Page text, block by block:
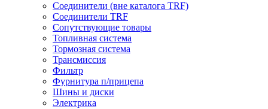
Соединители (вне каталога TRF)
Соединители TRF
Сопутствующие товары
Топливная система
Тормозная система
Трансмиссия
Фильтр
Фурнитура п/прицепа
Шины и диски
Электрика